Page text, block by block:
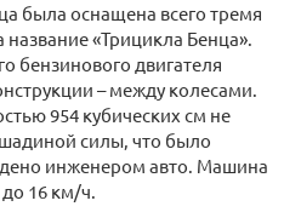
была оснащена всего тремя
«Трицикла Бенца».
бензинового двигателя
– между колесами.
954 кубических см не
силы, что было
инженером авто. Машина
до 16 км/ч.